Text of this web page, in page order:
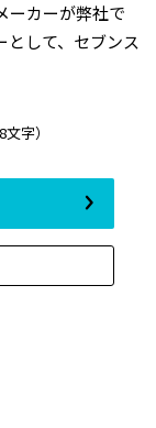
ーカーが弊社で
して、セブンス
文字）